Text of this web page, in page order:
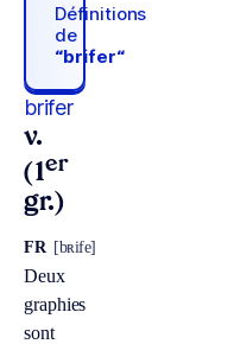
Définitions
de
“brifer“
brifer
v.
(1er
gr.)
FR [bʀife]
Deux
graphies
sont